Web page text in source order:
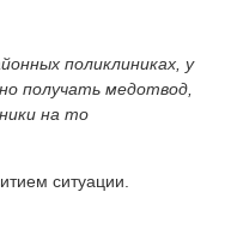
поликлиниках, у
получать медотвод,
на то
ситуации.